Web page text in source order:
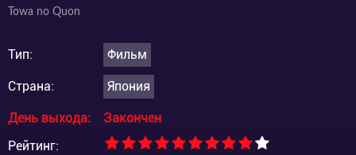
Towa no Quon
Тип: Фильм
Страна: Япония
День выхода:
Закончен
Рейтинг: